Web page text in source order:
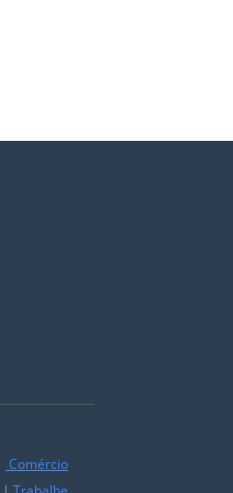
Comércio